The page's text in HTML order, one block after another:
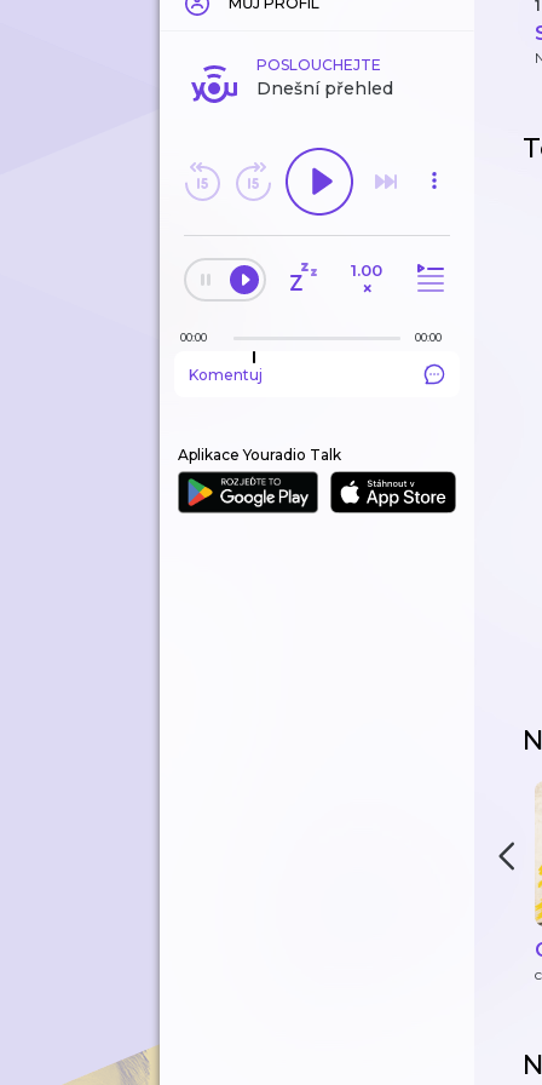
POSLOUCHEJTE
Dnešní přehled
1.00
×
00:00 00:00
Komentuj
Aplikace Youradio Talk